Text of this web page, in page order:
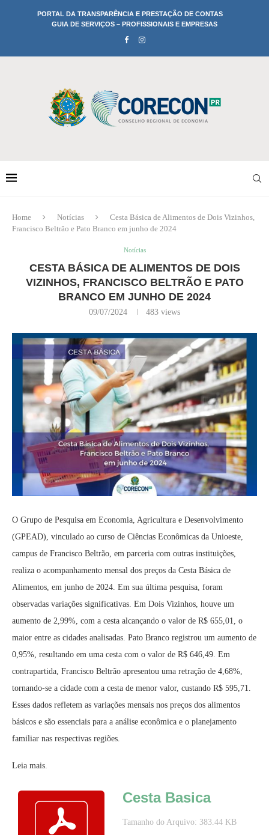
PORTAL DA TRANSPARÊNCIA E PRESTAÇÃO DE CONTAS
GUIA DE SERVIÇOS – PROFISSIONAIS E EMPRESAS
Home Notícias
Cesta Básica de Alimentos de Dois Vizinhos,
Francisco Beltrão e Pato Branco em junho de 2024
Notícias
CESTA BÁSICA DE ALIMENTOS DE DOIS
VIZINHOS, FRANCISCO BELTRÃO E PATO
BRANCO EM JUNHO DE 2024
09/07/2024 483 views
O Grupo de Pesquisa em Economia, Agricultura e Desenvolvimento
(GPEAD), vinculado ao curso de Ciências Econômicas da Unioeste,
campus de Francisco Beltrão, em parceria com outras instituições,
realiza o acompanhamento mensal dos preços da Cesta Básica de
Alimentos, em junho de 2024. Em sua última pesquisa, foram
observadas variações significativas. Em Dois Vizinhos, houve um
aumento de 2,99%, com a cesta alcançando o valor de R$ 655,01, o
maior entre as cidades analisadas. Pato Branco registrou um aumento de
0,95%, resultando em uma cesta com o valor de R$ 646,49. Em
contrapartida, Francisco Beltrão apresentou uma retração de 4,68%,
tornando-se a cidade com a cesta de menor valor, custando R$ 595,71.
Esses dados refletem as variações mensais nos preços dos alimentos
básicos e são essenciais para a análise econômica e o planejamento
familiar nas respectivas regiões.
Leia mais.
Cesta Basica
Tamanho do Arquivo: 383.44 KB